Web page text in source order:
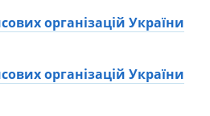
організацій України
організацій України